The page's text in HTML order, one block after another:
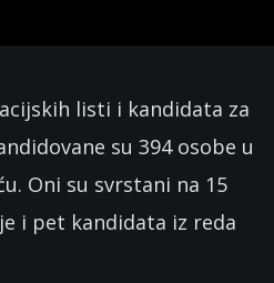
listi i kandidata za
su 394 osobe u
Oni su svrstani na 15
i pet kandidata iz reda